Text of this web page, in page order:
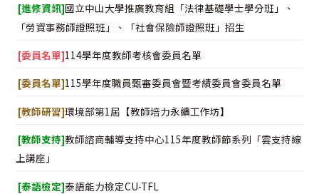
[進修資訊]國立中山大學推廣教育組「法律基礎學士學分班」、
「勞資事務師證照班」、「社會保險師證照班」招生
[委員名單]114學年度教師考核會委員名單
[委員名單]115學年度職員甄審委員會暨考績委員會委員名單
[教師研習]環境部第1屆【教師培力永續工作坊】
[教師支持]教師諮商輔導支持中心115年度教師節系列「雲支持線
上講座」
[泰語檢定]泰語能力檢定CU-TFL